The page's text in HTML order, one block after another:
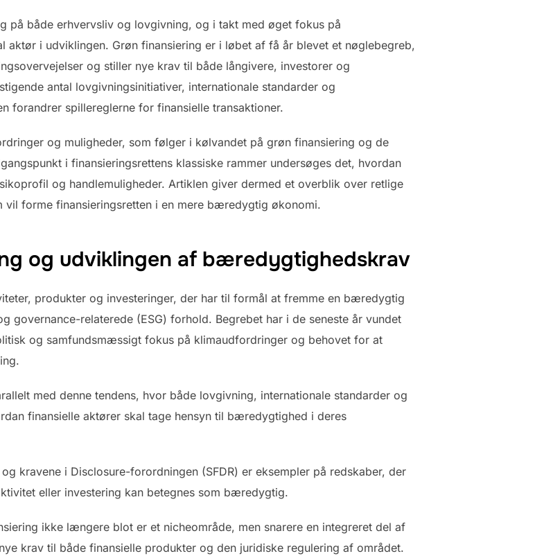
på både erhvervsliv og lovgivning, og i takt med øget fokus på
i udviklingen. Grøn finansiering er i løbet af få år blevet et nøglebegreb,
og stiller nye krav til både långivere, investorer og
antal lovgivningsinitiativer, internationale standarder og
forandrer spillereglerne for finansielle transaktioner.
og muligheder, som følger i kølvandet på grøn finansiering og de
i finansieringsrettens klassiske rammer undersøges det, hvordan
og handlemuligheder. Artiklen giver dermed et overblik over retlige
forme finansieringsretten i en mere bæredygtig økonomi.
og udviklingen af bæredygtighedskrav
produkter og investeringer, der har til formål at fremme en bæredygtig
governance-relaterede (ESG) forhold. Begrebet har i de seneste år vundet
og samfundsmæssigt fokus på klimaudfordringer og behovet for at
med denne tendens, hvor både lovgivning, internationale standarder og
finansielle aktører skal tage hensyn til bæredygtighed i deres
kravene i Disclosure-forordningen (SFDR) er eksempler på redskaber, der
eller investering kan betegnes som bæredygtig.
ikke længere blot er et nicheområde, men snarere en integreret del af
krav til både finansielle produkter og den juridiske regulering af området.